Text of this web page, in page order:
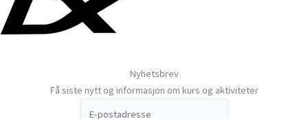
Nyhetsbrev
Få siste nytt og informasjon om kurs og aktiviteter